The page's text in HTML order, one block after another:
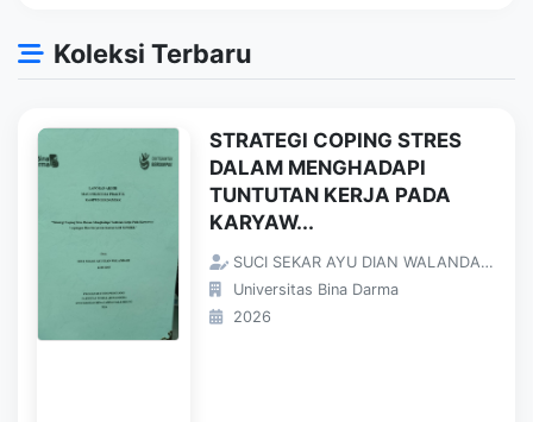
Koleksi Terbaru
STRATEGI COPING STRES
DALAM MENGHADAPI
TUNTUTAN KERJA PADA
KARYAW...
SUCI SEKAR AYU DIAN WALANDARI;
Universitas Bina Darma
2026